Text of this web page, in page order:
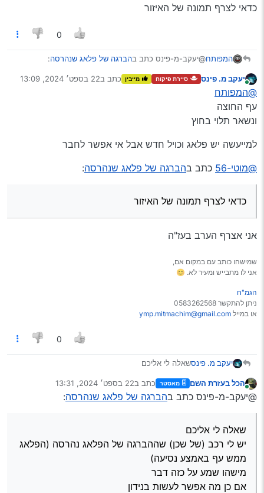
כדאי לצרף תמונה של האיזור
0
המפותח@יעקב-מ-פינס כתב בהברגה של פלאג שנהרסה:
נהרסה וכנראה הכניסו משהו יותר רחב וגם הוא עף
יעקב מ. פינס סיירת פיקוח מייבין כתב ב22 בספט׳ 2024, 13:09
נערך לאחרונה על ידי
@המפותח
עף החוצה
ונשאר תלוי בחוץ
למייעשה יש פלאג וכויל חדש אבל אי אפשר לחבר
@מוטי-56
כתב בהברגה של פלאג שנהרסה:
כדאי לצרף תמונה של האיזור
אני אצרף הערב בעז"ה
שמישהו כותב עם במקום אם,
אני לו מתבייש ומעיר לא. 😊
הגמ"ח
ניתן להתקשר 0583262568
או במייל ymp.mitmachim@gmail.com
0
יעקב מ. פינסשאלה לי אליכם
(הפלאג ממש עף באמצע נסיעה)
מישהו שמע על כזה דבר
תודה מראשהכל בעזרת השם מאסטר כתב ב22 בספט׳ 2024, 13:31
נערך לאחרונה על ידי
@יעקב-מ-פינס כתב בהברגה של פלאג שנהרסה:
שאלה לי אליכם
יש לי רכב (של שכן) שההברגה של הפלאג נהרסה (הפלאג
ממש עף באמצע נסיעה)
מישהו שמע על כזה דבר
אם כן מה אפשר לעשות בנידון